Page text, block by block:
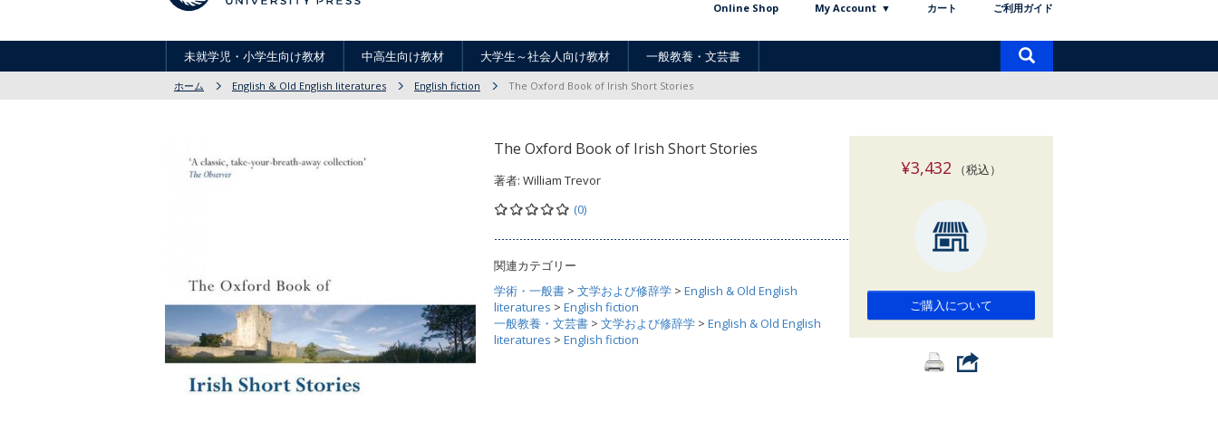
Online Shop My Account カート ご利用ガイド
未就学児・小学生向け教材 中高生向け教材 大学生～社会人向け教材 一般教養・文芸書
索
ホーム English & Old English literatures English fiction The Oxford Book of Irish Short Stories
The Oxford Book of Irish Short Stories
著者: William Trevor
(0)
関連カテゴリー
学術・一般書 > 文学および修辞学 > English & Old English
literatures > English fiction
一般教養・文芸書 > 文学および修辞学 > English & Old English
literatures > English fiction
¥3,432 （税込）
ご購入について